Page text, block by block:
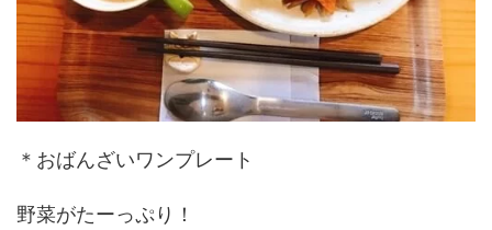
＊おばんざいワンプレート
野菜がたーっぷり！